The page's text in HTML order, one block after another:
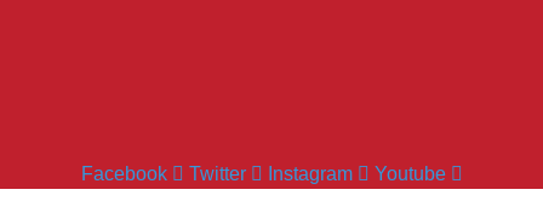
Facebook Twitter Instagram Youtube